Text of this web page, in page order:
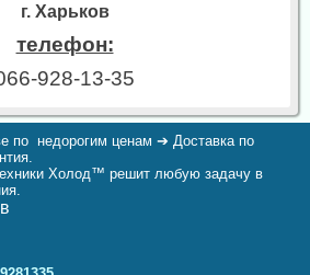
г. Харьков
телефон:
928-13-35
по недорогим ценам ➔ Доставка по
Холод™ решит любую задачу в